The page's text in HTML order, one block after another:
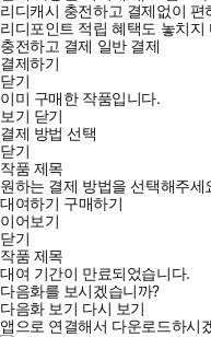
리디캐시 충전하고 결제없이 편
리디포인트 적립 혜택도 놓치지
충전하고 결제 일반 결제
결제하기
닫기
이미 구매한 작품입니다.
보기 닫기
결제 방법 선택
닫기
작품 제목
원하는 결제 방법을 선택해주세
대여하기 구매하기
이어보기
닫기
작품 제목
대여 기간이 만료되었습니다.
다음화를 보시겠습니까?
다음화 보기 다시 보기
앱으로 연결해서 다운로드하시